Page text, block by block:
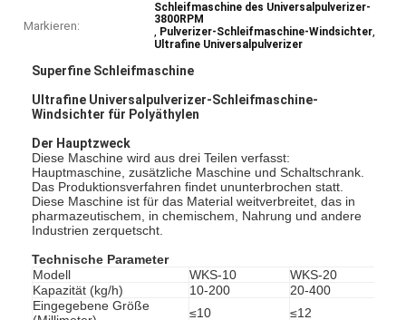
Markieren:
Schleifmaschine des Universalpulverizer-
3800RPM
, Pulverizer-Schleifmaschine-Windsichter,
Ultrafine Universalpulverizer
Superfine Schleifmaschine
Ultrafine Universalpulverizer-Schleifmaschine-
Windsichter für Polyäthylen
Der Hauptzweck
Diese Maschine wird aus drei Teilen verfasst:
Hauptmaschine, zusätzliche Maschine und Schaltschrank.
Das Produktionsverfahren findet ununterbrochen statt.
Diese Maschine ist für das Material weitverbreitet, das in
pharmazeutischem, in chemischem, Nahrung und andere
Industrien zerquetscht.
Technische Parameter
Modell
WKS-10 WKS-20
Kapazität (kg/h)
10-200 20-400
Eingegebene Größe
≤10 ≤12